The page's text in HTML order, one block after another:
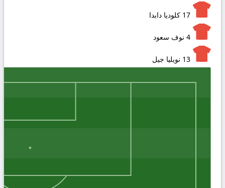
17 كلوديا دابدا
4 نوف سعود
13 نويليا جيل